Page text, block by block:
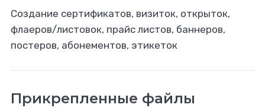
Создание сертификатов, визиток, открыток,
флаеров/листовок, прайс листов, баннеров,
постеров, абонементов, этикеток
Прикрепленные файлы